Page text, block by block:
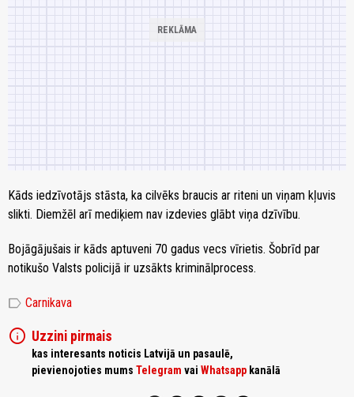
Kāds iedzīvotājs stāsta, ka cilvēks braucis ar riteni un viņam kļuvis
slikti. Diemžēl arī mediķiem nav izdevies glābt viņa dzīvību.
Bojāgājušais ir kāds aptuveni 70 gadus vecs vīrietis. Šobrīd par
notikušo Valsts policijā ir uzsākts kriminālprocess.
label Carnikava
info Uzzini pirmais
kas interesants noticis Latvijā un pasaulē,
pievienojoties mums Telegram vai Whatsapp kanālā